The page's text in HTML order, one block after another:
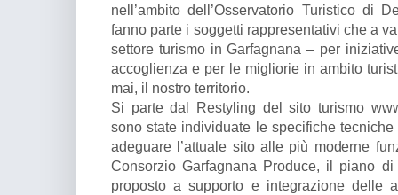
nell’ambito dell’Osservatorio Turistico di
fanno parte i soggetti rappresentativi che a
settore turismo in Garfagnana – per
accoglienza e per le migliorie in ambito
mai, il nostro territorio.
Si parte dal Restyling del sito turismo
sono state individuate le specifiche
adeguare l’attuale sito alle più moderne
Consorzio Garfagnana Produce, il piano
proposto a supporto e integrazione delle